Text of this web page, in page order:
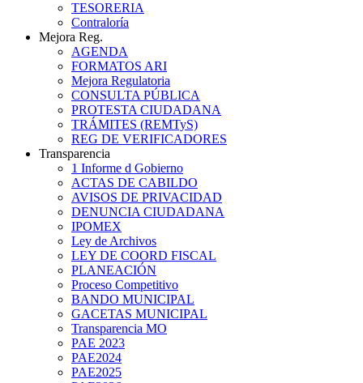
TESORERIA
Contraloría
Mejora Reg.
AGENDA
FORMATOS ARI
Mejora Regulatoria
CONSULTA PÚBLICA
PROTESTA CIUDADANA
TRÁMITES (REMTyS)
REG DE VERIFICADORES
Transparencia
1 Informe d Gobierno
ACTAS DE CABILDO
AVISOS DE PRIVACIDAD
DENUNCIA CIUDADANA
IPOMEX
Ley de Archivos
LEY DE COORD FISCAL
PLANEACIÓN
Proceso Competitivo
BANDO MUNICIPAL
GACETAS MUNICIPAL
Transparencia MO
PAE 2023
PAE2024
PAE2025